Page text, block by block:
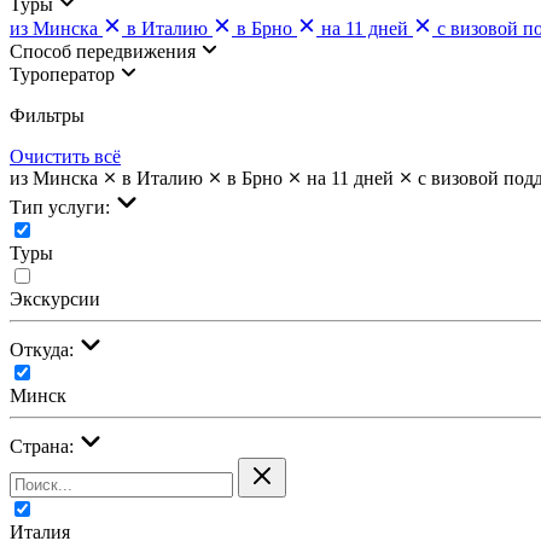
из Минска
в Италию в Брно на 11 дней
с визовой
Cпособ передвижения
Туроператор
Фильтры
Очистить всё
из Минска
в Италию в Брно на 11 дней
с визовой
Тип услуги:
Туры
Экскурсии
Откуда:
Минск
Страна:
Италия